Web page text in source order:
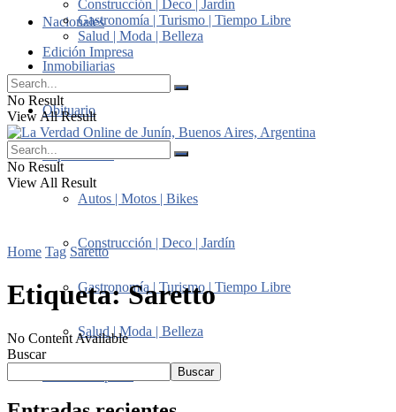
Nacionales
Inmobiliarias
Obituario
Suplementos
Autos | Motos | Bikes
Construcción | Deco | Jardín
Gastronomía | Turismo | Tiempo Libre
Salud | Moda | Belleza
Construcción | Deco | Jardín
Gastronomía | Turismo | Tiempo Libre
Salud | Moda | Belleza
Edición Impresa
No Result
View All Result
No Result
View All Result
Home Tag Saretto
Etiqueta:Saretto
No Content Available
Buscar
Buscar